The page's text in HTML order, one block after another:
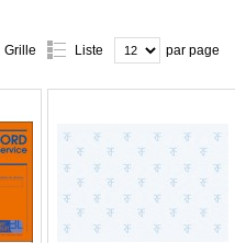
par page
Grille Liste